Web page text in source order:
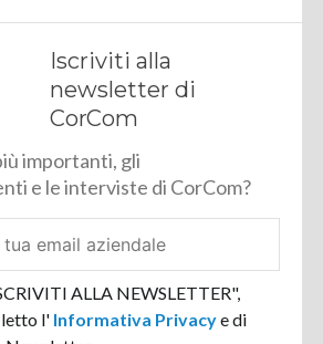
Iscriviti alla
newsletter di
CorCom
importanti, gli
e le interviste di CorCom?
ALLA NEWSLETTER",
letto l' Informativa Privacye di